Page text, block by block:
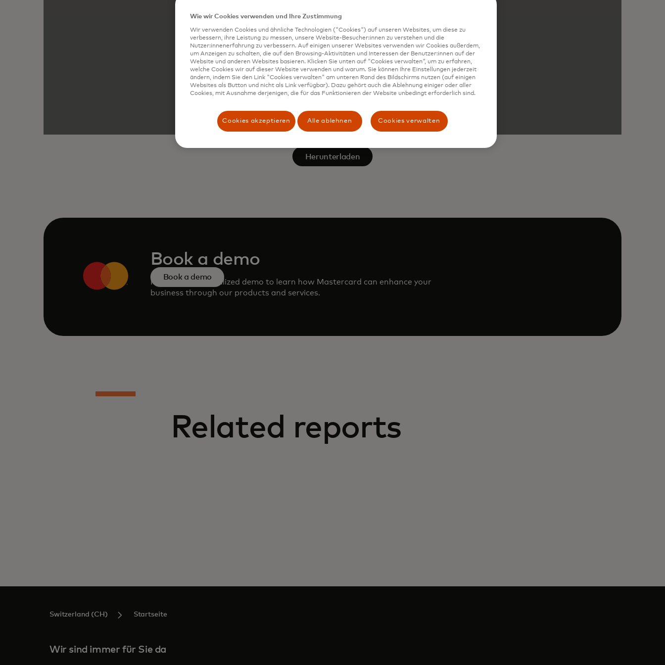
Herunterladen
Book a demo
Request a personalized demo to learn how Mastercard can enhance your
business through our products and services.
Book a demo
Related reports
Switzerland (CH) Startseite
Wir sind immer für Sie da
Wie wir Cookies verwenden und Ihre Zustimmung
Wir verwenden Cookies und ähnliche Technologien ("Cookies") auf unseren Websites, um diese zu
verbessern, ihre Leistung zu messen, unsere Website-Besucher:innen zu verstehen und die
Nutzer:innenerfahrung zu verbessern. Auf einigen unserer Websites verwenden wir Cookies außerdem,
um Anzeigen zu schalten, die auf den Browsing-Aktivitäten und Interessen der Benutzer:innen auf der
Website und anderen Websites basieren. Klicken Sie unten auf "Cookies verwalten", um zu erfahren,
welche Cookies wir auf dieser Website verwenden und warum. Sie können Ihre Einstellungen jederzeit
ändern, indem Sie den Link "Cookies verwalten" am unteren Rand des Bildschirms nutzen (auf einigen
Websites als Button und nicht als Link verfügbar). Dazu gehört auch die Ablehnung einiger oder aller
Cookies, mit Ausnahme derjenigen, die für das Funktionieren der Website unbedingt erforderlich sind.
Cookies akzeptieren Alle ablehnen Cookies verwalten